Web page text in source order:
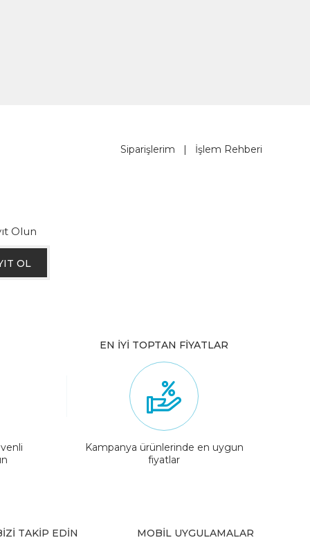
Siparişlerim | İşlem Rehberi
Olun
OL
EN İYİ TOPTAN FİYATLAR
Kampanya ürünlerinde en uygun
fiyatlar
TAKİP EDİN MOBİL UYGULAMALAR